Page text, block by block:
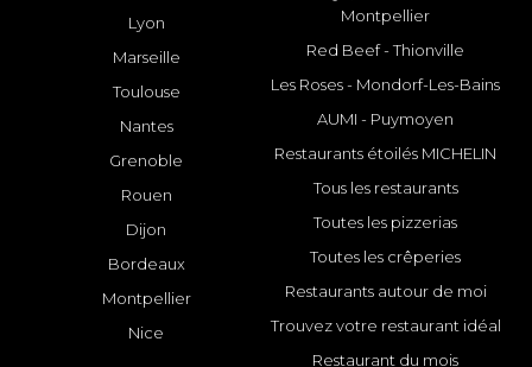
Lyon
Marseille
Toulouse
Nantes
Grenoble
Rouen
Dijon
Bordeaux
Montpellier
Nice
Montpellier
Red Beef - Thionville
Les Roses - Mondorf-Les-Bains
AUMI - Puymoyen
Restaurants étoilés MICHELIN
Tous les restaurants
Toutes les pizzerias
Toutes les crêperies
Restaurants autour de moi
Trouvez votre restaurant idéal
Restaurant du mois